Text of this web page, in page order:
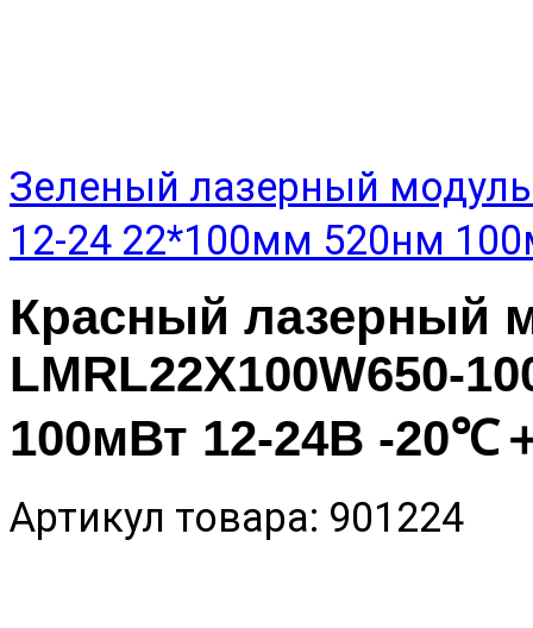
Зеленый лазерный
12-24 22*100мм 520нм
Красный лазерный
LMRL22X100W650-
100мВт 12-24В -20℃
Артикул товара: 901224